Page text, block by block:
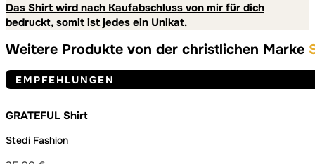
Das Shirt wird nach Kaufabschluss von mir für dich
bedruckt, somit ist jedes ein Unikat.
Weitere Produkte von der christlichen Marke
EMPFEHLUNGEN
GRATEFUL Shirt
Stedi Fashion